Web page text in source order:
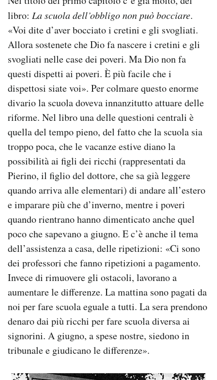
libro: La scuola dell’obbligo non può bocciare.
«Voi dite d’aver bocciato i cretini e gli svogliati.
Allora sostenete che Dio fa nascere i cretini e gli
svogliati nelle case dei poveri. Ma Dio non fa
questi dispetti ai poveri. È più facile che i
dispettosi siate voi». Per colmare questo enorme
divario la scuola doveva innanzitutto attuare delle
riforme. Nel libro una delle questioni centrali è
quella del tempo pieno, del fatto che la scuola sia
troppo poca, che le vacanze estive diano la
possibilità ai figli dei ricchi (rappresentati da
Pierino, il figlio del dottore, che sa già leggere
quando arriva alle elementari) di andare all’estero
e imparare più che d’inverno, mentre i poveri
quando rientrano hanno dimenticato anche quel
poco che sapevano a giugno. E c’è anche il tema
dell’assistenza a casa, delle ripetizioni: «Ci sono
dei professori che fanno ripetizioni a pagamento.
Invece di rimuovere gli ostacoli, lavorano a
aumentare le differenze. La mattina sono pagati da
noi per fare scuola eguale a tutti. La sera prendono
denaro dai più ricchi per fare scuola diversa ai
signorini. A giugno, a spese nostre, siedono in
tribunale e giudicano le differenze».